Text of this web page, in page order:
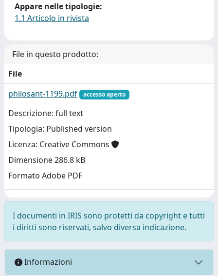
Appare nelle tipologie:
1.1 Articolo in rivista
File in questo prodotto:
File
philosant-1199.pdf
accesso aperto
Descrizione: full text
Tipologia: Published version
Licenza: Creative Commons
Dimensione 286.8 kB
Formato Adobe PDF
I documenti in IRIS sono protetti da copyright e tutti
i diritti sono riservati, salvo diversa indicazione.
Informazioni